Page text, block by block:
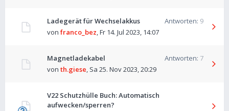
Ladegerät für Wechselakkus Antworten: 9
von franco_bez,Fr 14. Jul 2023, 14:07
Magnetladekabel Antworten: 7
von th.giese, Sa 25. Nov 2023, 20:29
V22 Schutzhülle Buch: Automatisch
aufwecken/sperren?